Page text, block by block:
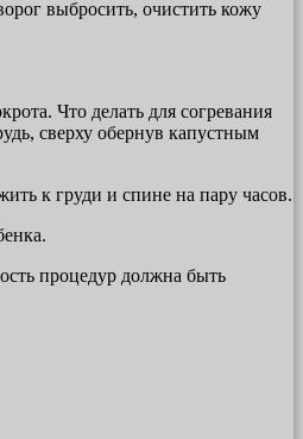
выбросить, очистить кожу
Что делать для согревания
сверху обернув капустным
к груди и спине на пару часов.
процедур должна быть